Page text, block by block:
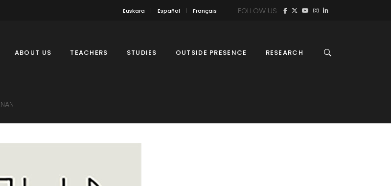
Euskara Español Français FOLLOW US
ABOUT US TEACHERS STUDIES OUTSIDE PRESENCE RESEARCH